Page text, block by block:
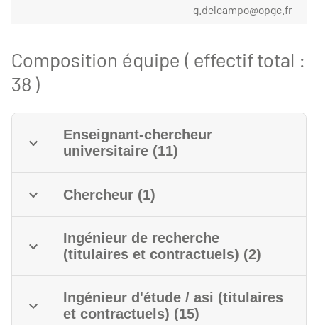
g.delcampo@opgc.fr
Composition équipe ( effectif total :
38 )
Enseignant-chercheur
universitaire (11)
Chercheur (1)
Ingénieur de recherche
(titulaires et contractuels) (2)
Ingénieur d'étude / asi (titulaires
et contractuels) (15)